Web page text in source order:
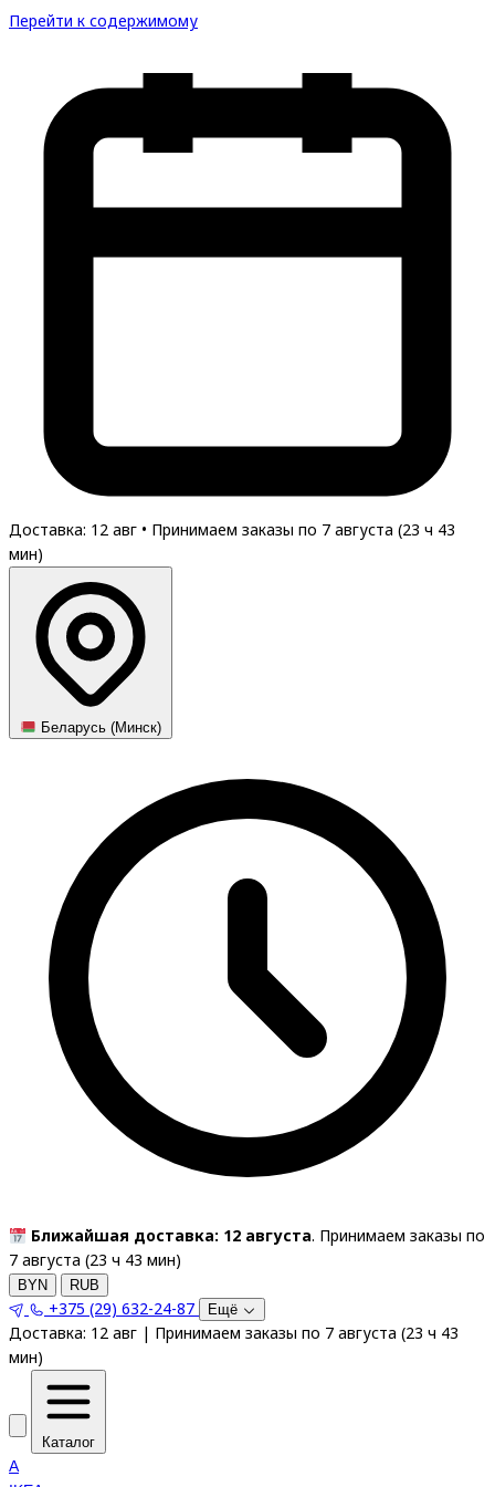
Перейти к содержимому
Доставка: 12 авг • Принимаем заказы по 7 августа (23 ч 43
мин)
Беларусь (Минск)
Ближайшая доставка: 12 августа. Принимаем заказы по
7 августа (23 ч 43 мин)
BYN RUB
+375 (29) 632-24-87 Ещё
Доставка: 12 авг | Принимаем заказы по 7 августа (23 ч 43
мин)
Каталог
A